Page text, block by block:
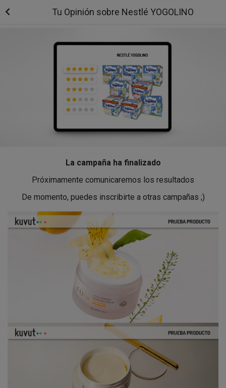
Tu Opinión sobre Nestlé YOGOLINO
La campaña ha finalizado
Próximamente comunicaremos los resultados
De momento, puedes inscribirte a otras campañas ;)